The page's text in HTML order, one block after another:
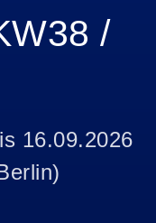
/
16.09.2026
)